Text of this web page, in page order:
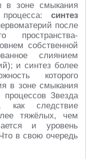
в зоне смыкания
синтез
после
пространства-
собственной
слиянием
и синтез более
которого
в зоне смыкания
Звезда
следствие
тяжёлых, чем
и уровень
в свою очередь